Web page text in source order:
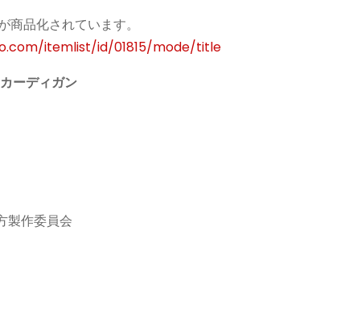
商品化されています。
itemlist/id/01815/mode/title
ーディガン
製作委員会